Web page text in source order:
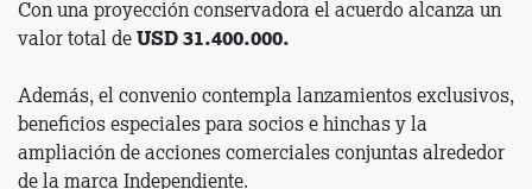
Con una proyección conservadora el acuerdo alcanza un
valor total de USD 31.400.000.
Además, el convenio contempla lanzamientos exclusivos,
beneficios especiales para socios e hinchas y la
ampliación de acciones comerciales conjuntas alrededor
de la marca Independiente.